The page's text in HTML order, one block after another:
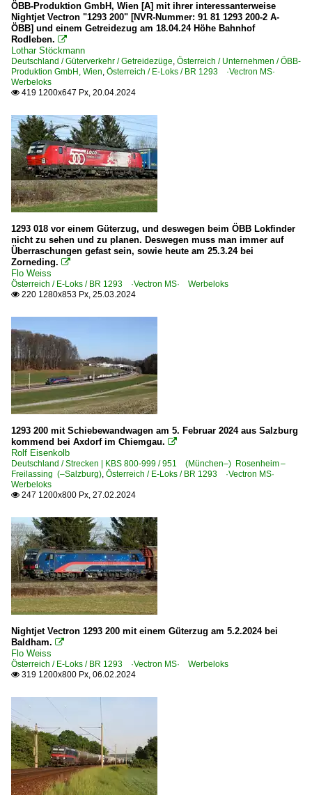
ÖBB-Produktion GmbH, Wien [A] mit ihrer interessanterweise
Nightjet Vectron "1293 200" [NVR-Nummer: 91 81 1293 200-2 A-
ÖBB] und einem Getreidezug am 18.04.24 Höhe Bahnhof
Rodleben. 
Lothar Stöckmann
Deutschland / Güterverkehr / Getreidezüge, Österreich / Unternehmen / ÖBB-
Produktion GmbH, Wien, Österreich / E-Loks / BR 1293 ·Vectron MS·
Werbeloks
 419 1200x647 Px, 20.04.2024
1293 018 vor einem Güterzug, und deswegen beim ÖBB Lokfinder
nicht zu sehen und zu planen. Deswegen muss man immer auf
Überraschungen gefast sein, sowie heute am 25.3.24 bei
Zorneding. 
Flo Weiss
Österreich / E-Loks / BR 1293 ·Vectron MS· Werbeloks
 220 1280x853 Px, 25.03.2024
1293 200 mit Schiebewandwagen am 5. Februar 2024 aus Salzburg
kommend bei Axdorf im Chiemgau. 
Rolf Eisenkolb
Deutschland / Strecken | KBS 800-999 / 951 (München–) Rosenheim –
Freilassing (–Salzburg), Österreich / E-Loks / BR 1293 ·Vectron MS·
Werbeloks
 247 1200x800 Px, 27.02.2024
Nightjet Vectron 1293 200 mit einem Güterzug am 5.2.2024 bei
Baldham. 
Flo Weiss
Österreich / E-Loks / BR 1293 ·Vectron MS· Werbeloks
 319 1200x800 Px, 06.02.2024